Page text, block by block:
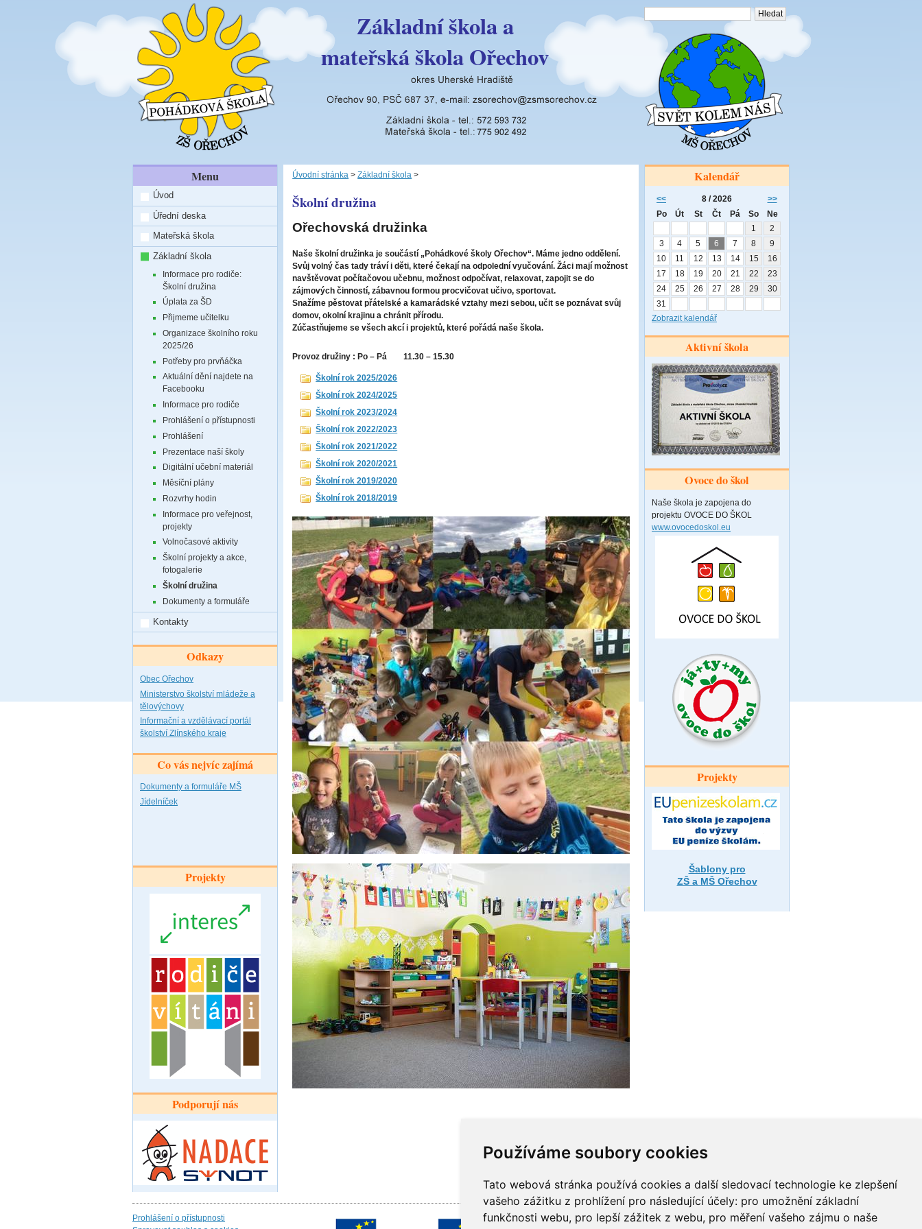
Používáme soubory cookies
Tato webová stránka používá cookies a další sledovací technologie ke zlepšení
vašeho zážitku z prohlížení pro následující účely: pro umožnění základní
funkčnosti webu, pro lepší zážitek z webu, pro měření vašeho zájmu o naše
Základní škola a
mateřská škola Ořechov
Kalendář
<< 8 / 2026
>>
Po
Út St Čt Pá So
Ne
1
2
3
4 5 6 7 8
9
10
11 12 13 14 15
16
17
18 19 20 21 22
23
24
25 26 27 28 29
30
31
Zobrazit kalendář
Aktivní škola
Ovoce do škol
Naše škola je zapojena do
projektu OVOCE DO ŠKOL
www.ovocedoskol.eu
Projekty
Šablony pro
ZŠ a MŠ Ořechov
Menu
Úvod
Úřední deska
Mateřská škola
Základní škola
Informace pro rodiče:
Školní družina
Úplata za ŠD
Přijmeme učitelku
Organizace školního roku
2025/26
Potřeby pro prvňáčka
Aktuální dění najdete na
Facebooku
Informace pro rodiče
Prohlášení o přístupnosti
Prohlášení
Prezentace naší školy
Digitální učební materiál
Měsíční plány
Rozvrhy hodin
Informace pro veřejnost,
projekty
Volnočasové aktivity
Školní projekty a akce,
fotogalerie
Školní družina
Dokumenty a formuláře
Kontakty
Odkazy
Obec Ořechov
Ministerstvo školství mládeže a
tělovýchovy
Informační a vzdělávací portál
školství Zlínského kraje
Co vás nejvíc zajímá
Dokumenty a formuláře MŠ
Jídelníček
Projekty
Podporují nás
Úvodní stránka >Základní škola >
Školní družina
Ořechovská družinka
Naše školní družinka je součástí „Pohádkové školy Ořechov“. Máme jedno oddělení.
Svůj volný čas tady tráví i děti, které čekají na odpolední vyučování. Žáci mají možnost
navštěvovat počítačovou učebnu, možnost odpočívat, relaxovat, zapojit se do
zájmových činností, zábavnou formou procvičovat učivo, sportovat.
Snažíme pěstovat přátelské a kamarádské vztahy mezi sebou, učit se poznávat svůj
domov, okolní krajinu a chránit přírodu.
Zúčastňujeme se všech akcí i projektů, které pořádá naše škola.
Provoz družiny : Po – Pá11.30 – 15.30
Školní rok 2025/2026
Školní rok 2024/2025
Školní rok 2023/2024
Školní rok 2022/2023
Školní rok 2021/2022
Školní rok 2020/2021
Školní rok 2019/2020
Školní rok 2018/2019
Prohlášení o přístupnosti
Nahoru